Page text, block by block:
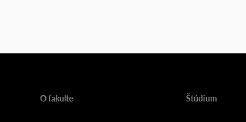
O fakulte Štúdium